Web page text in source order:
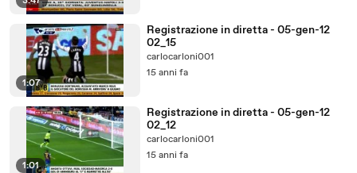
1:07
Registrazione in diretta - 05-gen-12
02_15
carlocarloni001
15 anni fa
1:01
Registrazione in diretta - 05-gen-12
02_12
carlocarloni001
15 anni fa